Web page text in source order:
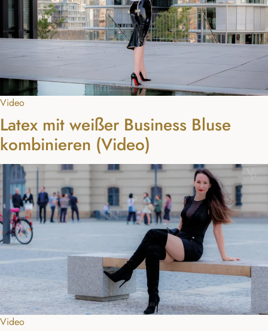
Video
Latex mit weißer Business Bluse
kombinieren (Video)
Video